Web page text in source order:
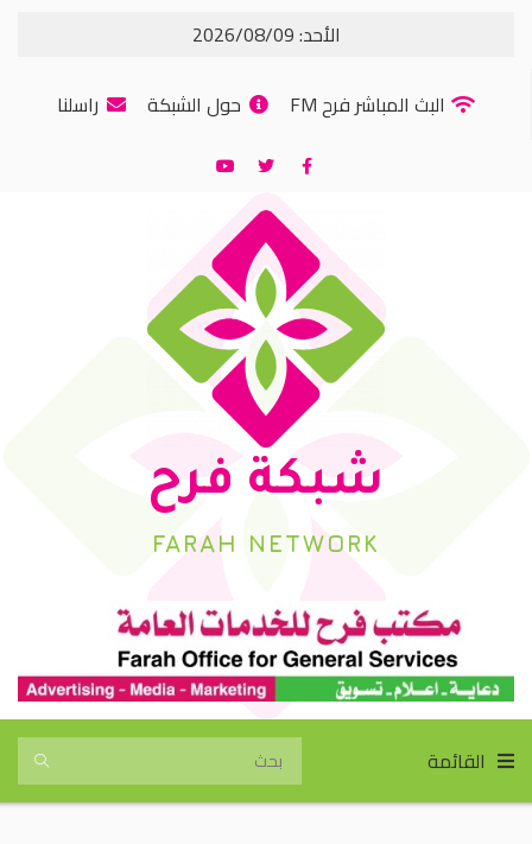
الأحد: 2026/08/09
البث المباشر فرح FM
حول الشبكة راسلنا
شبكة فرح
FARAH NETWORK
القائمة